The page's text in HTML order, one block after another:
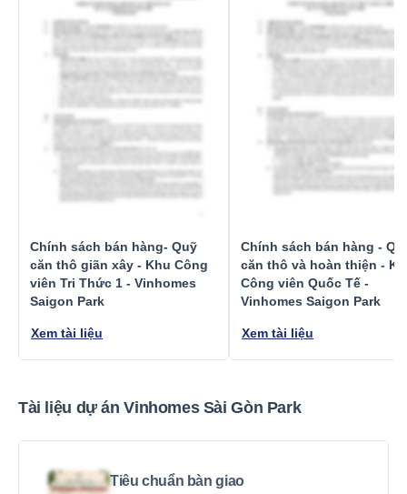
Chính sách bán hàng- Quỹ
căn thô giãn xây - Khu Công
viên Tri Thức 1 - Vinhomes
Saigon Park
Xem tài liệu
Chính sách bán hàng -
căn thô và hoàn thiện -
Công viên Quốc Tế -
Vinhomes Saigon Park
Xem tài liệu
Tài liệu dự án Vinhomes Sài Gòn Park
Tiêu chuẩn bàn giao